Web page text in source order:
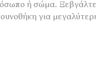
ή σώμα.
για